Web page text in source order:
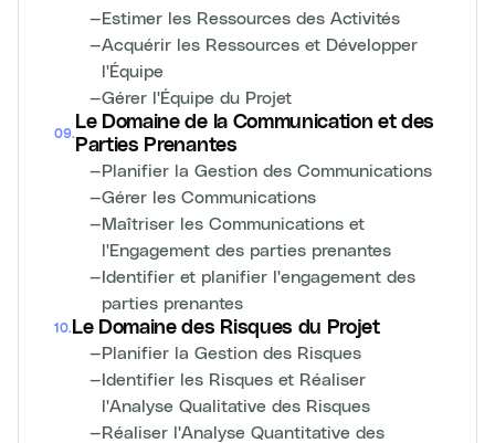
—Estimer les Ressources des Activités
—Acquérir les Ressources et Développer
l'Équipe
—Gérer l'Équipe du Projet
09.
Le Domaine de la Communication et des
Parties Prenantes
—Planifier la Gestion des Communications
—Gérer les Communications
—Maîtriser les Communications et
l'Engagement des parties prenantes
—Identifier et planifier l'engagement des
parties prenantes
10. Le Domaine des Risques du Projet
—Planifier la Gestion des Risques
—Identifier les Risques et Réaliser
l'Analyse Qualitative des Risques
—Réaliser l'Analyse Quantitative des